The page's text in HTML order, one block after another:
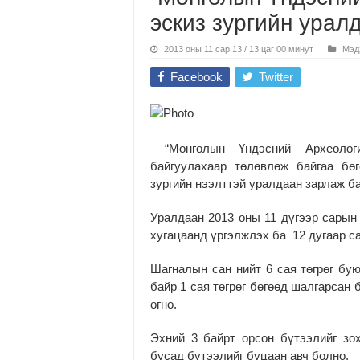
эскиз зургийн
2013 оны 11 сар 13 / 13 цаг 00 минут
Facebook Twitter
“Монголын Үндэсний
байгуулахаар төлөвлөж байгаа
зургийн нээлттэй уралдаан зарлаж
Уралдаан 2013 оны 11 дүгээр
хугацаанд үргэлжлэх ба 12 дугаар
Шагналын сан нийт 6 сая төгрөг
байр 1 сая төгрөг бөгөөд шалгарсан
өгнө.
Эхний 3 байрт орсон бүтээлийг
бусад бүтээлийг буцаан авч болно.